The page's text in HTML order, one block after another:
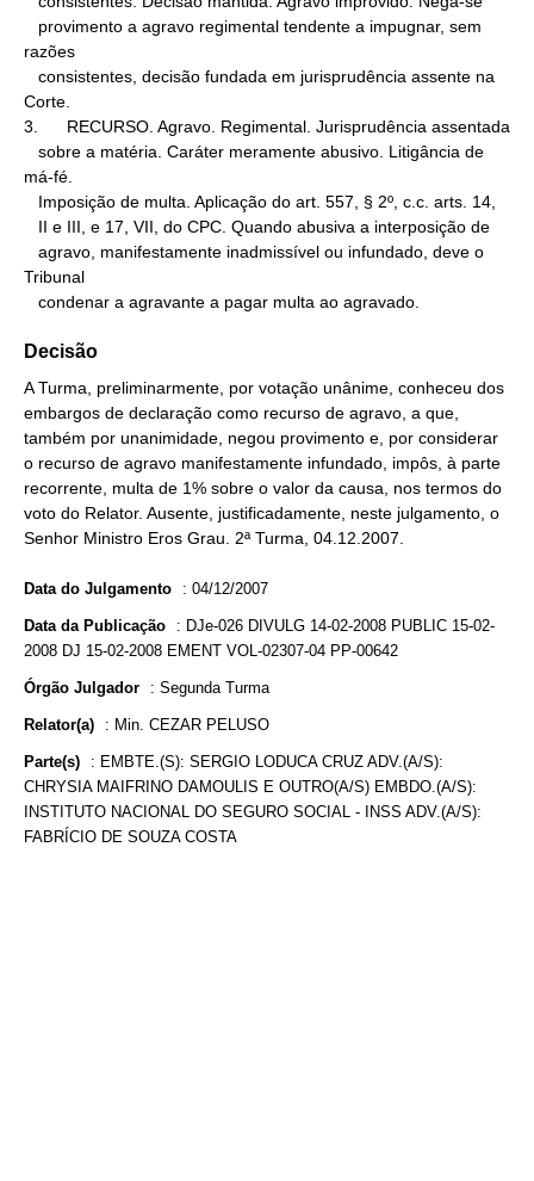
razões
Corte.
3.      RECURSO. Agravo. Regimental. Jurisprudência assentada
má-fé.
Tribunal
   condenar a agravante a pagar multa ao agravado.
Decisão
A Turma, preliminarmente, por votação unânime, conheceu dos
embargos de declaração como recurso de agravo, a que,
também por unanimidade, negou provimento e, por considerar
o recurso de agravo manifestamente infundado, impôs, à parte
recorrente, multa de 1% sobre o valor da causa, nos termos do
voto do Relator. Ausente, justificadamente, neste julgamento, o
Senhor Ministro Eros Grau. 2ª Turma, 04.12.2007.
Data do Julgamento : 04/12/2007
Data da Publicação : DJe-026 DIVULG 14-02-2008 PUBLIC 15-02-
2008 DJ 15-02-2008 EMENT VOL-02307-04 PP-00642
Órgão Julgador : Segunda Turma
Relator(a) : Min. CEZAR PELUSO
Parte(s) : EMBTE.(S): SERGIO LODUCA CRUZ ADV.(A/S):
CHRYSIA MAIFRINO DAMOULIS E OUTRO(A/S) EMBDO.(A/S):
INSTITUTO NACIONAL DO SEGURO SOCIAL - INSS ADV.(A/S):
FABRÍCIO DE SOUZA COSTA